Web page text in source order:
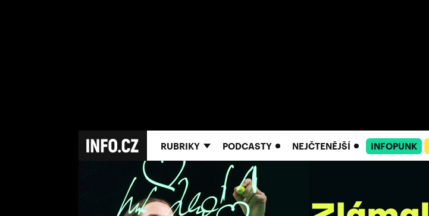
RUBRIKY PODCASTY NEJČTENĚJŠÍ INFOPUNK